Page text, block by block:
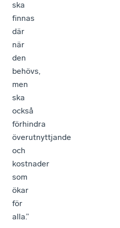
ska
finnas
där
när
den
behövs,
men
ska
också
förhindra
överutnyttjande
och
kostnader
som
ökar
för
alla.”